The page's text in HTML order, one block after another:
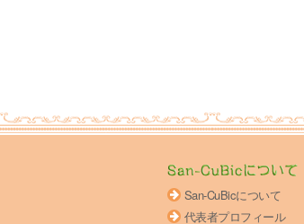
San-CuBicについて
代表者プロフィール